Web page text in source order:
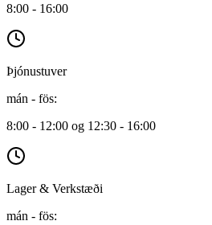
8:00 - 16:00
Þjónustuver
mán - fös:
8:00 - 12:00 og 12:30 - 16:00
Lager & Verkstæði
mán - fös: